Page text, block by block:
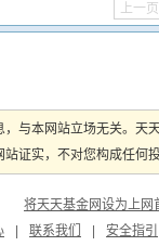
上一页
与本网站立场无关。
证实，不对您构成任
将天天基金网设为上网
联系我们
安全指引